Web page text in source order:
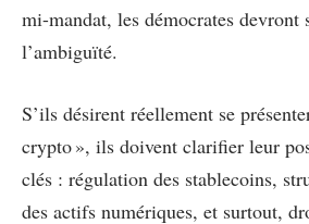
mi-mandat, les démocrates devront
l’ambiguïté.
S’ils désirent réellement se
crypto », ils doivent clarifier leur
clés : régulation des stablecoins,
des actifs numériques, et surtout,